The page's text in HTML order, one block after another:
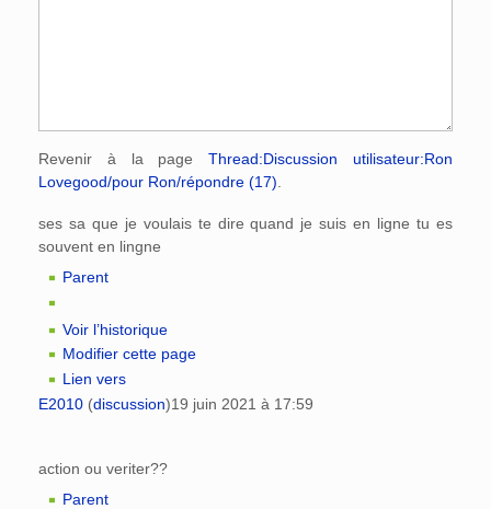
Revenir à la pageThread:Discussion utilisateur:Ron
Lovegood/pour Ron/répondre (17)
ses sa que je voulais te dire quand je suis en ligne tu es
souvent en lingne
Parent
Voir l’historique
Modifier cette page
Lien vers
E2010 (discussion)19 juin 2021 à 17:59
action ou veriter??
Parent